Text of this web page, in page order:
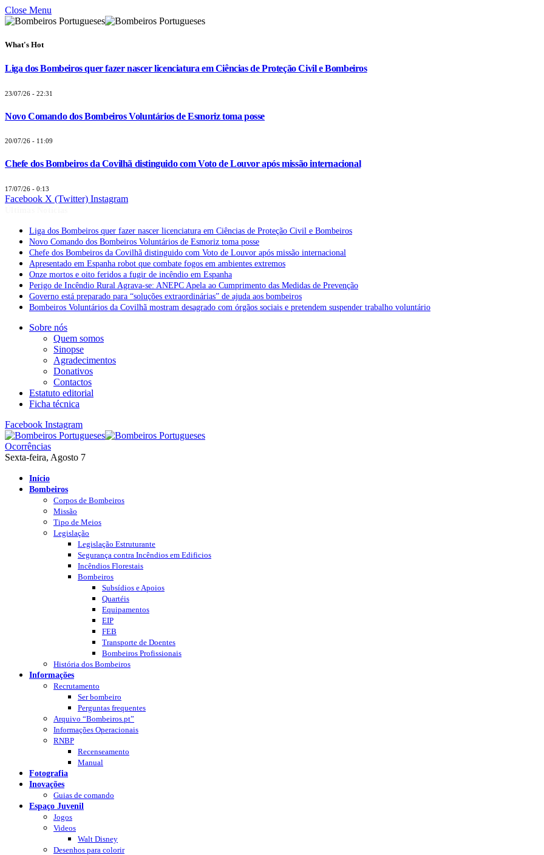
Close Menu
What's Hot
Liga dos Bombeiros quer fazer nascer licenciatura em Ciências de Proteção Civil e Bombeiros
23/07/26 - 22:31
Novo Comando dos Bombeiros Voluntários de Esmoriz toma posse
20/07/26 - 11:09
Chefe dos Bombeiros da Covilhã distinguido com Voto de Louvor após missão internacional
17/07/26 - 0:13
Facebook X (Twitter) Instagram
Liga dos Bombeiros quer fazer nascer licenciatura em Ciências de Proteção Civil e Bombeiros
Novo Comando dos Bombeiros Voluntários de Esmoriz toma posse
Chefe dos Bombeiros da Covilhã distinguido com Voto de Louvor após missão internacional
Apresentado em Espanha robot que combate fogos em ambientes extremos
Onze mortos e oito feridos a fugir de incêndio em Espanha
Perigo de Incêndio Rural Agrava-se: ANEPC Apela ao Cumprimento das Medidas de Prevenção
Governo está preparado para “soluções extraordinárias” de ajuda aos bombeiros
Bombeiros Voluntários da Covilhã mostram desagrado com órgãos sociais e pretendem suspender trabalho voluntário
Sobre nós
Quem somos
Sinopse
Agradecimentos
Donativos
Contactos
Estatuto editorial
Ficha técnica
Facebook Instagram
Ocorrências
Sexta-feira, Agosto 7
Início
Bombeiros
Corpos de Bombeiros
Missão
Tipo de Meios
Legislação
Legislação Estruturante
Segurança contra Incêndios em Edificios
Incêndios Florestais
Bombeiros
Subsídios e Apoios
Quartéis
Equipamentos
EIP
FEB
Transporte de Doentes
Bombeiros Profissionais
História dos Bombeiros
Informações
Recrutamento
Ser bombeiro
Perguntas frequentes
Arquivo “Bombeiros.pt”
Informações Operacionais
RNBP
Recenseamento
Manual
Fotografia
Inovações
Guias de comando
Espaço Juvenil
Jogos
Videos
Walt Disney
Desenhos para colorir